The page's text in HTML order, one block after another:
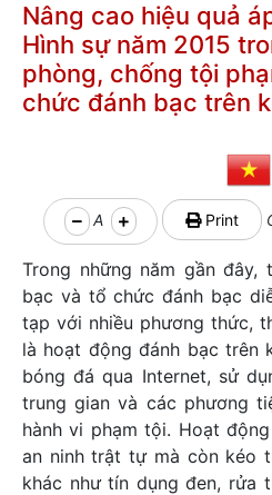
Nâng cao hiệu quả
Hình sự năm 2015
phòng, chống tội
chức đánh bạc trên
A Print
Trong những năm gần đây,
bạc và tổ chức đánh bạc
tạp với nhiều phương thức,
là hoạt động đánh bạc trên
bóng đá qua Internet, sử
trung gian và các phương
hành vi phạm tội. Hoạt
an ninh trật tự mà còn kéo
khác như tín dụng đen, rửa